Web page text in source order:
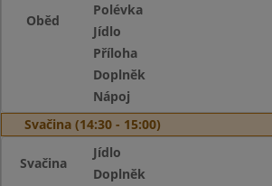
Oběd
Polévka
Jídlo
Příloha
Doplněk
Nápoj
Svačina (14:30 - 15:00)
Svačina
Jídlo
Doplněk